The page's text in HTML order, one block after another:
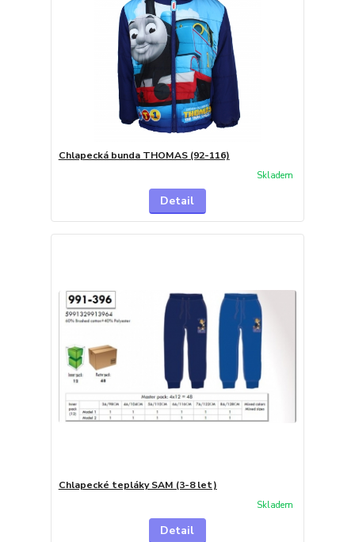
Chlapecká bunda THOMAS (92-116)
Skladem
Detail
Chlapecké tepláky SAM (3-8 let)
Skladem
Detail